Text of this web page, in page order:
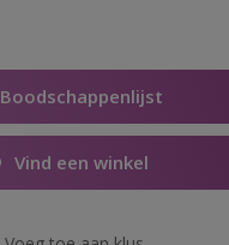
Boodschappenlijst
Vind een winkel